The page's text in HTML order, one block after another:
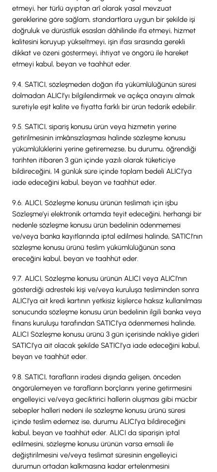
etmeyi, her türlü ayıptan arî olarak yasal mevzuat
gereklerine göre sağlam, standartlara uygun bir şekilde işi
doğruluk ve dürüstlük esasları dâhilinde ifa etmeyi, hizmet
kalitesini koruyup yükseltmeyi, işin ifası sırasında gerekli
dikkat ve özeni göstermeyi, ihtiyat ve öngörü ile hareket
etmeyi kabul, beyan ve taahhüt eder.
9.4. SATICI, sözleşmeden doğan ifa yükümlülüğünün süresi
dolmadan ALICI’yı bilgilendirmek ve açıkça onayını almak
suretiyle eşit kalite ve fiyatta farklı bir ürün tedarik edebilir.
9.5. SATICI, sipariş konusu ürün veya hizmetin yerine
getirilmesinin imkânsızlaşması halinde sözleşme konusu
yükümlülüklerini yerine getiremezse, bu durumu, öğrendiği
tarihten itibaren 3 gün içinde yazılı olarak tüketiciye
bildireceğini, 14 günlük süre içinde toplam bedeli ALICI’ya
iade edeceğini kabul, beyan ve taahhüt eder.
9.6. ALICI, Sözleşme konusu ürünün teslimatı için işbu
Sözleşme’yi elektronik ortamda teyit edeceğini, herhangi bir
nedenle sözleşme konusu ürün bedelinin ödenmemesi
ve/veya banka kayıtlarında iptal edilmesi halinde, SATICI’nın
sözleşme konusu ürünü teslim yükümlülüğünün sona
ereceğini kabul, beyan ve taahhüt eder.
9.7. ALICI, Sözleşme konusu ürünün ALICI veya ALICI’nın
gösterdiği adresteki kişi ve/veya kuruluşa tesliminden sonra
ALICI’ya ait kredi kartının yetkisiz kişilerce haksız kullanılması
sonucunda sözleşme konusu ürün bedelinin ilgili banka veya
finans kuruluşu tarafından SATICI’ya ödenmemesi halinde,
ALICI Sözleşme konusu ürünü 3 gün içerisinde nakliye gideri
SATICI’ya ait olacak şekilde SATICI’ya iade edeceğini kabul,
beyan ve taahhüt eder.
9.8. SATICI, tarafların iradesi dışında gelişen, önceden
öngörülemeyen ve tarafların borçlarını yerine getirmesini
engelleyici ve/veya geciktirici hallerin oluşması gibi mücbir
sebepler halleri nedeni ile sözleşme konusu ürünü süresi
içinde teslim edemez ise, durumu ALICI’ya bildireceğini
kabul, beyan ve taahhüt eder. ALICI da siparişin iptal
edilmesini, sözleşme konusu ürünün varsa emsali ile
değiştirilmesini ve/veya teslimat süresinin engelleyici
durumun ortadan kalkmasına kadar ertelenmesini